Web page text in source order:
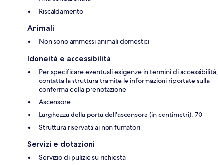
Riscaldamento
Animali
Non sono ammessi animali domestici
Idoneità e accessibilità
Per specificare eventuali esigenze in termini di accessibilità,
contatta la struttura tramite le informazioni riportate sulla
conferma della prenotazione.
Ascensore
Larghezza della porta dell'ascensore (in centimetri): 70
Struttura riservata ai non fumatori
Servizi e dotazioni
Servizio di pulizie su richiesta